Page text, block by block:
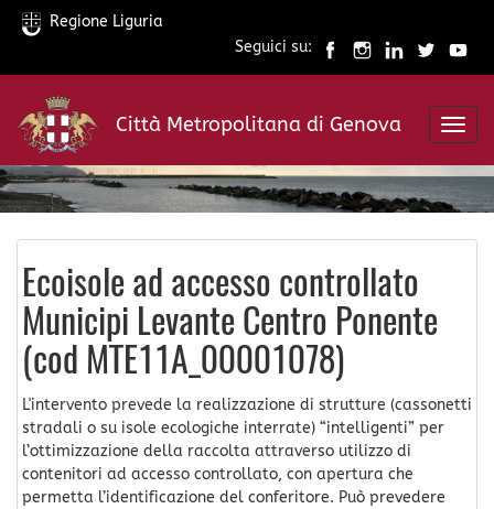
Salta
contenuto
principale
Regione Liguria
Seguici su:
Città Metropolitana di Genova
Ecoisole ad accesso controllato
Municipi Levante Centro Ponente
(cod MTE11A_00001078)
L'intervento prevede la realizzazione di strutture (cassonetti
stradali o su isole ecologiche interrate) “intelligenti” per
l’ottimizzazione della raccolta attraverso utilizzo di
contenitori ad accesso controllato, con apertura che
permetta l’identificazione del conferitore. Può prevedere